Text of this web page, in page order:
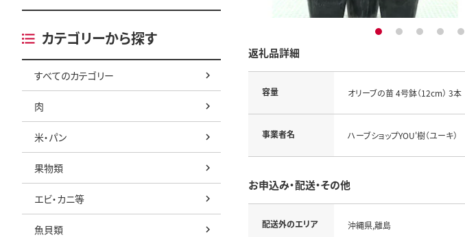
カテゴリーから探す
すべてのカテゴリー
肉
米・パン
果物類
エビ・カニ等
魚貝類
1 2 3 4 5
返礼品詳細
容量 オリーブの苗 4号鉢（12cm） 3本
事業者名 ハーブショップYOU'樹（ユーキ）
お申込み・配送・その他
配送外のエリア 沖縄県,離島